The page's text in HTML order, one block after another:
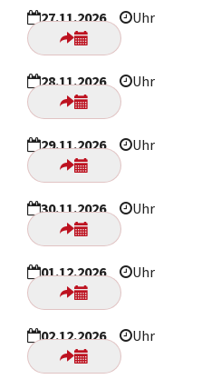
27.11.2026 Uhr
28.11.2026 Uhr
29.11.2026 Uhr
30.11.2026 Uhr
01.12.2026 Uhr
02.12.2026 Uhr